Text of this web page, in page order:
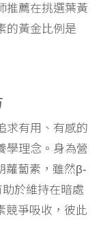
推薦在挑選葉黃
的黃金比例是
求有用、有感的
學理念。身為營
蘿蔔素，雖然β-
於維持在暗處
競爭吸收，彼此